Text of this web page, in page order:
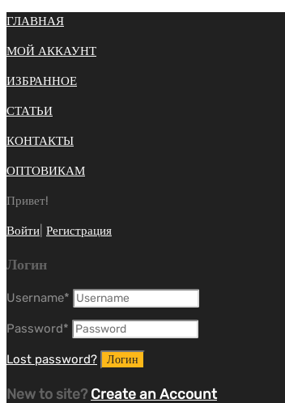
ГЛАВНАЯ
МОЙ АККАУНТ
ИЗБРАННОЕ
СТАТЬИ
КОНТАКТЫ
ОПТОВИКАМ
Привет!
Войти Регистрация
Логин
Username*
Password*
Lost password?
New to site? Create an Account